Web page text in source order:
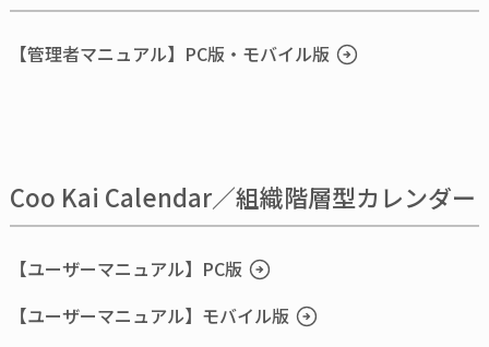
【管理者マニュアル】PC版・モバイル版
Coo Kai Calendar／組織階層型カレンダー
【ユーザーマニュアル】PC版
【ユーザーマニュアル】モバイル版